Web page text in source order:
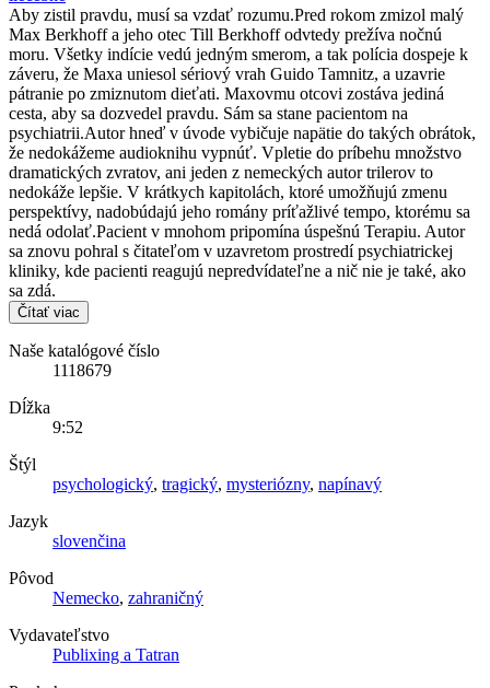
Aby zistil pravdu, musí sa vzdať rozumu.Pred rokom zmizol malý
Max Berkhoff a jeho otec Till Berkhoff odvtedy prežíva nočnú
moru. Všetky indície vedú jedným smerom, a tak polícia dospeje k
záveru, že Maxa uniesol sériový vrah Guido Tamnitz, a uzavrie
pátranie po zmiznutom dieťati. Maxovmu otcovi zostáva jediná
cesta, aby sa dozvedel pravdu. Sám sa stane pacientom na
psychiatrii.Autor hneď v úvode vybičuje napätie do takých obrátok,
že nedokážeme audioknihu vypnúť. Vpletie do príbehu množstvo
dramatických zvratov, ani jeden z nemeckých autor trilerov to
nedokáže lepšie. V krátkych kapitolách, ktoré umožňujú zmenu
perspektívy, nadobúdajú jeho romány príťažlivé tempo, ktorému sa
nedá odolať.Pacient v mnohom pripomína úspešnú Terapiu. Autor
sa znovu pohral s čitateľom v uzavretom prostredí psychiatrickej
kliniky, kde pacienti reagujú nepredvídateľne a nič nie je také, ako
sa zdá.
Čítať viac
Naše katalógové číslo
1118679
Dĺžka
9:52
Štýl
psychologický, tragický, mysteriózny, napínavý
Jazyk
slovenčina
Pôvod
Nemecko, zahraničný
Vydavateľstvo
Publixing a Tatran